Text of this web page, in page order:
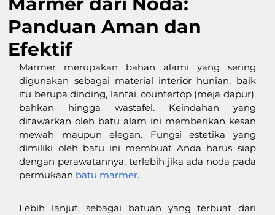
Panduan Aman dan
Efektif
Marmer merupakan bahan alami yang sering
digunakan sebagai material interior hunian, baik
itu berupa dinding, lantai, countertop (meja dapur),
bahkan hingga wastafel. Keindahan yang
ditawarkan oleh batu alam ini memberikan kesan
mewah maupun elegan. Fungsi estetika yang
dimiliki oleh batu ini membuat Anda harus siap
dengan perawatannya, terlebih jika ada noda pada
permukaan batu marmer.
Lebih lanjut, sebagai batuan yang terbuat dari